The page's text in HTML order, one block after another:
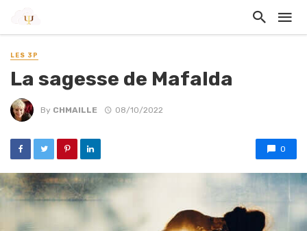
LES 3P
La sagesse de Mafalda
By CHMAILLE 08/10/2022
0